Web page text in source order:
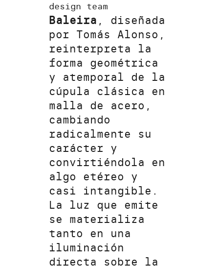
design team
Baleira , diseñada
por Tomás Alonso,
reinterpreta la
forma geométrica
y atemporal de la
cúpula clásica en
malla de acero,
cambiando
radicalmente su
carácter y
convirtiéndola en
algo etéreo y
casi intangible.
La luz que emite
se materializa
tanto en una
iluminación
directa sobre la